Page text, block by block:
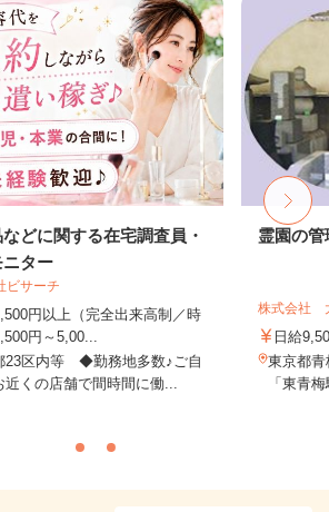
どに関する在宅調査員・
ター
ビサーチ
円以上（完全出来高制／時
円～5,00...
23区内等 ◆勤務地多数♪ご自
近くの店舗で間時間に働...
霊園の
株式会社
日給
東京都
「東青